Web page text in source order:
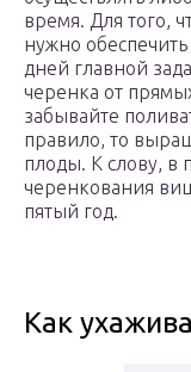
время. Для того,
нужно
дней главной
черенка от
забывайте
правило, то
плоды. К слову, в
черенкования
пятый год.
Как